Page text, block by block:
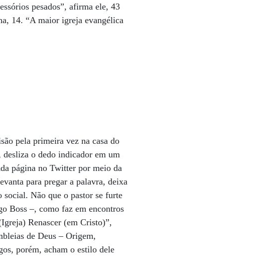
pesados”, afirma ele, 43
14. “A maior igreja evangélica
pela primeira vez na casa do
o dedo indicador em um
página no Twitter por meio da
para pregar a palavra, deixa
Não que o pastor se furte
Boss –, como faz em encontros
Renascer (em Cristo)”,
de Deus – Origem,
porém, acham o estilo dele